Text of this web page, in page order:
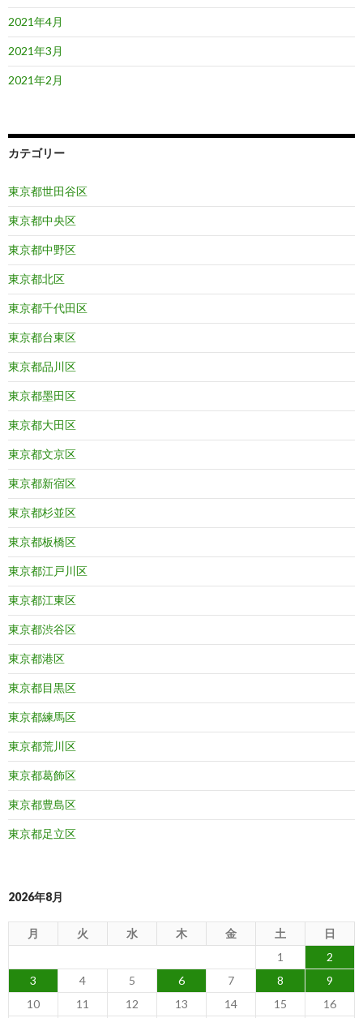
2021年4月
2021年3月
2021年2月
カテゴリー
東京都世田谷区
東京都中央区
東京都中野区
東京都北区
東京都千代田区
東京都台東区
東京都品川区
東京都墨田区
東京都大田区
東京都文京区
東京都新宿区
東京都杉並区
東京都板橋区
東京都江戸川区
東京都江東区
東京都渋谷区
東京都港区
東京都目黒区
東京都練馬区
東京都荒川区
東京都葛飾区
東京都豊島区
東京都足立区
2026年8月
月 火 水 木 金 土
日
1
2
3
4 5 6 7 8
9
10
11 12 13 14 15 16